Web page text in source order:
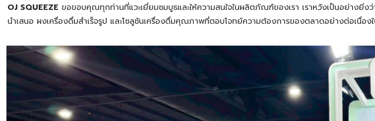
OJ SQUEEZE ขอขอบคุณทุกท่านที่แวะเยี่ยมชมบูธและให้ความสนใจในผลิตภัณฑ์ของเรา เราหวังเป็นอย่างยิ่ง
นำเสนอ ผงเครื่องดื่มสำเร็จรูป และโซลูชันเครื่องดื่มคุณภาพที่ตอบโจทย์ความต้องการของตลาดอย่างต่อเนื่อง